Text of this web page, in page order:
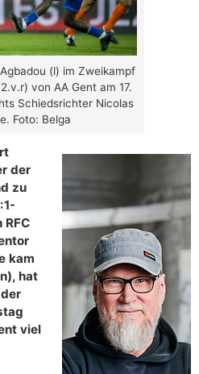
(l) im Zweikampf
von AA Gent am 17.
Schiedsrichter Nicolas
Foto: Belga
der
zu
kam
hat
viel